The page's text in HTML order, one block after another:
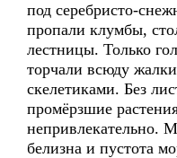
под серебристо-
пропали клумбы,
лестницы. Только
торчали всюду
скелетиками. Без
промёрзшие
непривлекательно.
белизна и пустота